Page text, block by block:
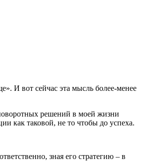
И вот сейчас эта мысль более-менее
решений в моей жизни
как таковой, не то чтобы до успеха.
зная его стратегию – в